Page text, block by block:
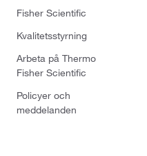
Fisher Scientific
Kvalitetsstyrning
Arbeta på Thermo
Fisher Scientific
Policyer och
meddelanden